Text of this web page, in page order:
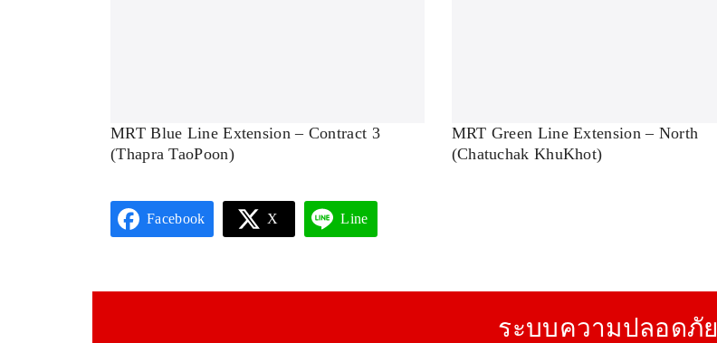
MRT Blue Line Extension – Contract 3
(Thapra TaoPoon)
MRT Green Line Extension – North
(Chatuchak KhuKhot)
Facebook X Line
ระบบความปลอดภัย